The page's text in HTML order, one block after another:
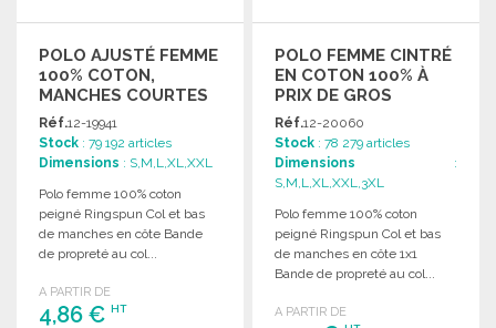
POLO AJUSTÉ FEMME
100% COTON,
MANCHES COURTES
Réf.12-19941
Stock : 79 192 articles
Dimensions : S,M,L,XL,XXL
Polo femme 100% coton
peigné Ringspun Col et bas
de manches en côte Bande
de propreté au col...
A PARTIR DE
4,86 € HT
POLO FEMME CINTRÉ
EN COTON 100% À
PRIX DE GROS
Réf.12-20060
Stock : 78 279 articles
Dimensions :
S,M,L,XL,XXL,3XL
Polo femme 100% coton
peigné Ringspun Col et bas
de manches en côte 1x1
Bande de propreté au col...
A PARTIR DE